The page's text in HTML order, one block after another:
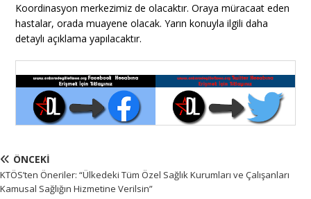
Koordinasyon merkezimiz de olacaktır. Oraya müracaat eden
hastalar, orada muayene olacak. Yarın konuyla ilgili daha
detaylı açıklama yapılacaktır.
ÖNCEKI
KTÖS’ten Öneriler: “Ülkedeki Tüm Özel Sağlık Kurumları ve Çalışanları
Kamusal Sağlığın Hizmetine Verilsin”